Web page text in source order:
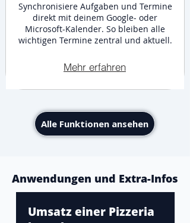
Synchronisiere Aufgaben und Termine
direkt mit deinem Google- oder
Microsoft-Kalender. So bleiben alle
wichtigen Termine zentral und aktuell.
Mehr erfahren
Alle Funktionen ansehen
Anwendungen und Extra-Infos
Umsatz einer Pizzeria